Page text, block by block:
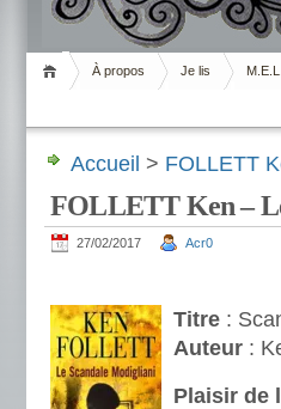
Livrement
À propos Je lis
Accueil > FOLLETT
FOLLETT Ken –
27/02/2017 Acr0
Titre :
Auteur :
Plaisir de